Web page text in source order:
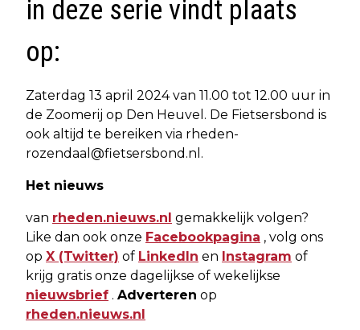
in deze serie vindt plaats
op:
Zaterdag 13 april 2024 van 11.00 tot 12.00 uur in
de Zoomerij op Den Heuvel. De Fietsersbond is
ook altijd te bereiken via rheden-
rozendaal@fietsersbond.nl .
Het nieuws
van rheden.nieuws.nl gemakkelijk volgen?
Like dan ook onze Facebookpagina , volg ons
op X (Twitter) of LinkedIn en Instagram of
krijg gratis onze dagelijkse of wekelijkse
nieuwsbrief . Adverteren op
rheden.nieuws.nl